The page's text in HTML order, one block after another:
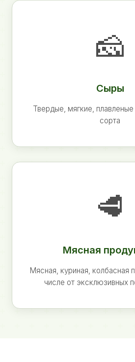
🧀
Сыры
Твердые, мягкие,
сорта
🥩
Мясная
Мясная, куриная, колбасная
числе от эксклюзивных